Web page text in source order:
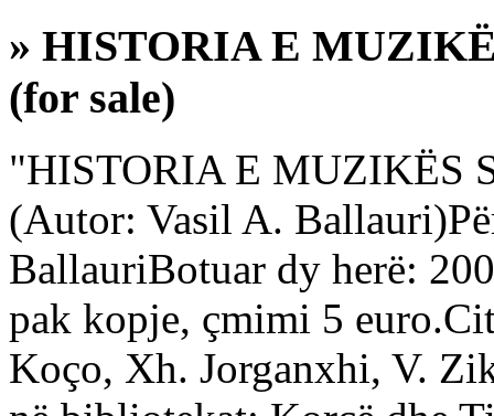
» HISTORIA E
(for sale)
"HISTORIA E MUZIKËS
(Autor: Vasil A.
BallauriBotuar dy herë:
pak kopje, çmimi 5
Koço, Xh. Jorganxhi, V.